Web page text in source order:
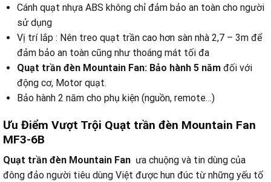
Cánh quạt nhựa ABS không chỉ đảm bảo an toàn cho người
sử dụng
Vị trí lắp : Nên treo quạt trần cao hơn sàn nhà 2,7 – 3m để
đảm bảo an toàn cũng như thoáng mát tối đa
Quạt trần đèn Mountain Fan: Bảo hành 5 năm đối với
động cơ, Motor quạt.
Bảo hành 2 năm cho phụ kiện (nguồn, remote…)
Ưu Điểm Vượt Trội Quạt trần đèn Mountain Fan
MF3-6B
Quạt trần đèn Mountain Fan ưa chuộng và tin dùng của
đông đảo người tiêu dùng Việt được hun đúc từ những yếu tố